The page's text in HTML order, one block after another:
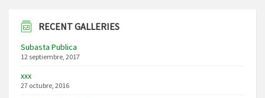
RECENT GALLERIES
Subasta Publica
12 septiembre, 2017
xxx
27 octubre, 2016